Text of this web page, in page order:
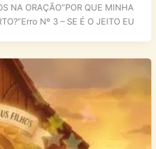
NA ORAÇÃO“POR QUE MINHA
Nº 3 – SE É O JEITO EU